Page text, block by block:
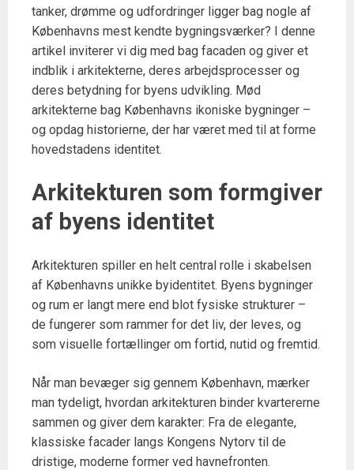
tanker, drømme og udfordringer ligger bag nogle af
Københavns mest kendte bygningsværker? I denne
artikel inviterer vi dig med bag facaden og giver et
indblik i arkitekterne, deres arbejdsprocesser og
deres betydning for byens udvikling. Mød
arkitekterne bag Københavns ikoniske bygninger –
og opdag historierne, der har været med til at forme
hovedstadens identitet.
Arkitekturen som formgiver
af byens identitet
Arkitekturen spiller en helt central rolle i skabelsen
af Københavns unikke byidentitet. Byens bygninger
og rum er langt mere end blot fysiske strukturer –
de fungerer som rammer for det liv, der leves, og
som visuelle fortællinger om fortid, nutid og fremtid.
Når man bevæger sig gennem København, mærker
man tydeligt, hvordan arkitekturen binder kvartererne
sammen og giver dem karakter: Fra de elegante,
klassiske facader langs Kongens Nytorv til de
dristige, moderne former ved havnefronten.